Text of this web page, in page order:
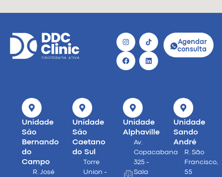
Agendar
consulta
Unidade
São
Bernando
do
Campo
R. José
Unidade
São
Caetano
do Sul
Torre
Union -
Unidade
Alphaville
Av.
Copacabana
325 -
Sala
Unidade
Sando
André
R. São
Francisco,
55